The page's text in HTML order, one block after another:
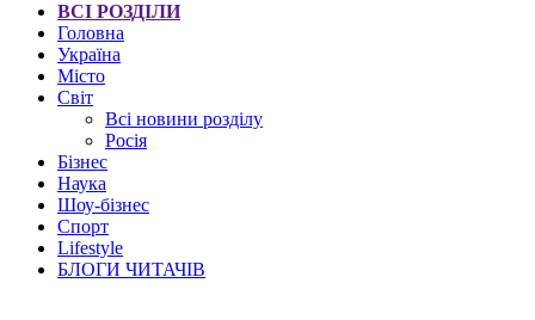
ВСІ РОЗДІЛИ
Головна
Україна
Місто
Світ
Всі новини розділу
Росія
Бізнес
Наука
Шоу-бізнес
Спорт
Lifestyle
БЛОГИ ЧИТАЧІВ